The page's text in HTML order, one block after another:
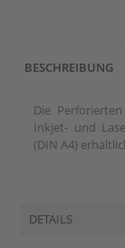
BESCHREIBUNG
Die
Inkjet- und
(DIN A4)
DETAILS